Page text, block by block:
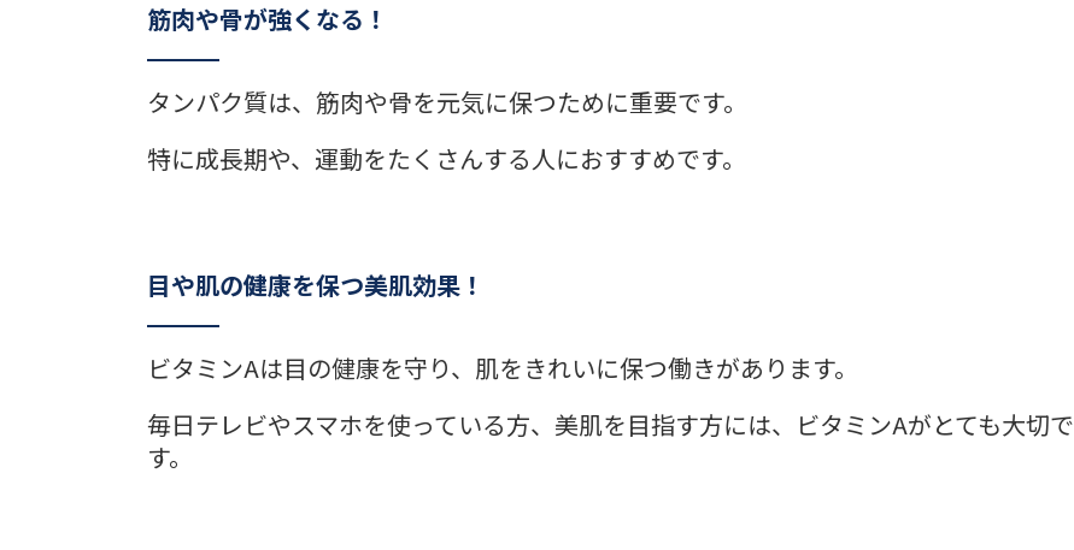
筋肉や骨が強くなる！
タンパク質は、筋肉や骨を元気に保つために重要です。
特に成長期や、運動をたくさんする人におすすめです。
目や肌の健康を保つ美肌効果！
ビタミンAは目の健康を守り、肌をきれいに保つ働きがあります。
毎日テレビやスマホを使っている方、美肌を目指す方には、ビタミンAがとても大切で
す。